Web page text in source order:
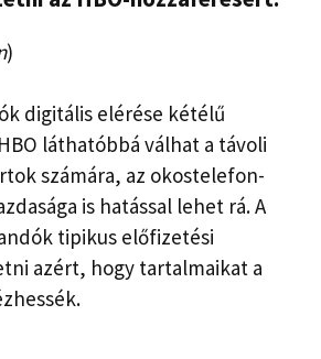
)
digitális elérése kétélű
láthatóbbá válhat a távoli
számára, az okostelefon-
is hatással lehet rá. A
tipikus előfizetési
azért, hogy tartalmaikat a